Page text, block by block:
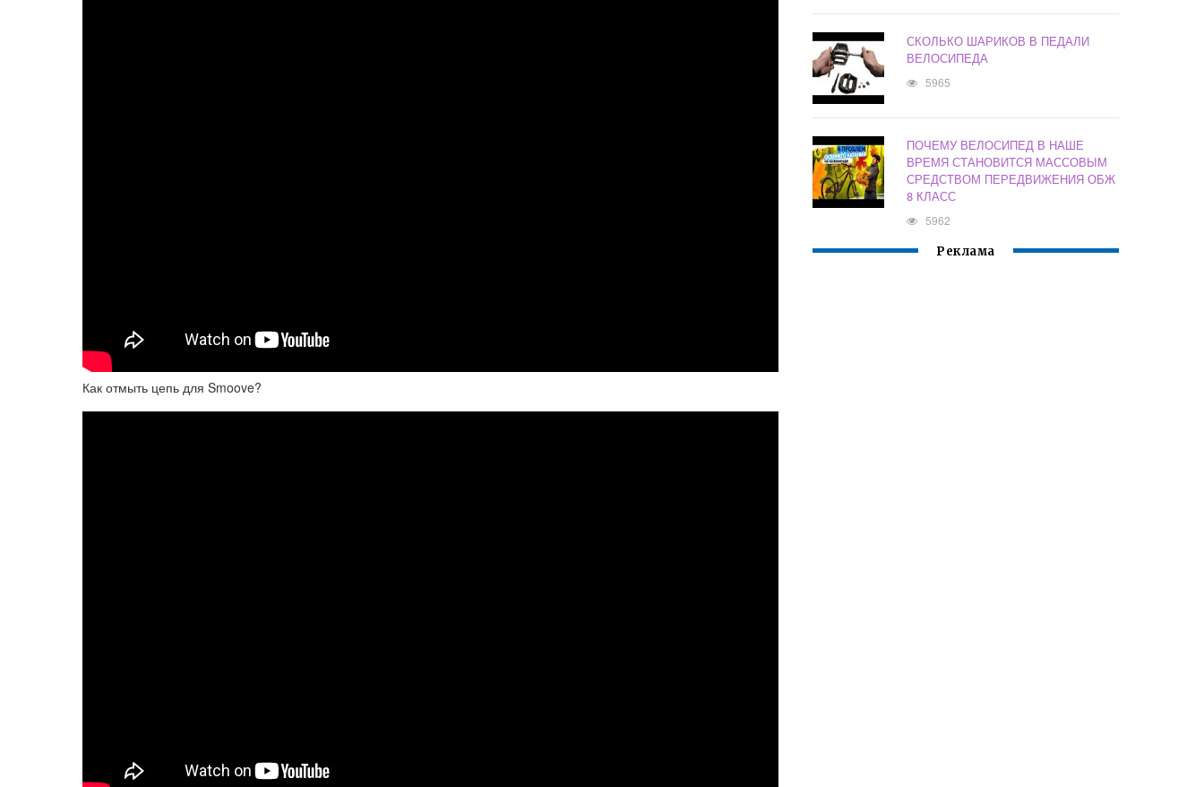
Как отмыть цепь для Smoove?
СКОЛЬКО ШАРИКОВ В ПЕДАЛИ
ВЕЛОСИПЕДА
5965
ПОЧЕМУ ВЕЛОСИПЕД В НАШЕ
ВРЕМЯ СТАНОВИТСЯ МАССОВЫМ
СРЕДСТВОМ ПЕРЕДВИЖЕНИЯ ОБЖ
8 КЛАСС
5962
Реклама